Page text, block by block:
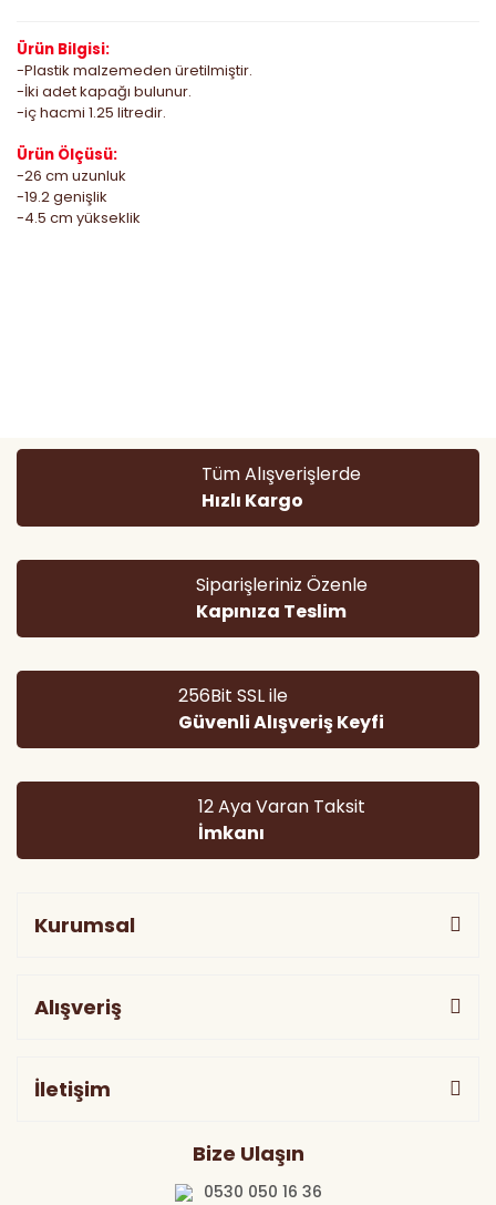
Ürün Bilgisi:
-Plastik malzemeden üretilmiştir.
-İki adet kapağı bulunur.
-iç hacmi 1.25 litredir.
Ürün Ölçüsü:
-26 cm uzunluk
-19.2 genişlik
-4.5 cm yükseklik
Ürün resmi kalitesiz, bozuk veya görüntülenemiyor.
Ürün açıklamasında eksik bilgiler bulunuyor.
Ürün bilgilerinde hatalar bulunuyor.
Bu ürüne benzer farklı alternatifler olmalı.
Gönder
Tüm Alışverişlerde
Hızlı Kargo
Siparişleriniz Özenle
Kapınıza Teslim
256Bit SSL ile
Güvenli Alışveriş Keyfi
12 Aya Varan Taksit
İmkanı
Kurumsal
Alışveriş
İletişim
Bize Ulaşın
0530 050 16 36